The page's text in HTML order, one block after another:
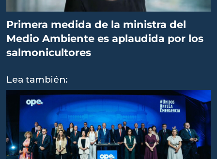
Primera medida de la ministra del
Medio Ambiente es aplaudida por los
salmonicultores
Lea también: